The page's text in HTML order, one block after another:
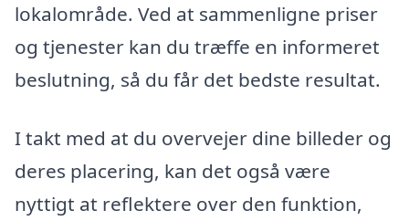
lokalområde. Ved at sammenligne priser
og tjenester kan du træffe en informeret
beslutning, så du får det bedste resultat.
I takt med at du overvejer dine billeder og
deres placering, kan det også være
nyttigt at reflektere over den funktion,